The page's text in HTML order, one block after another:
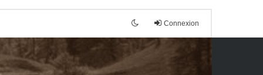
Connexion